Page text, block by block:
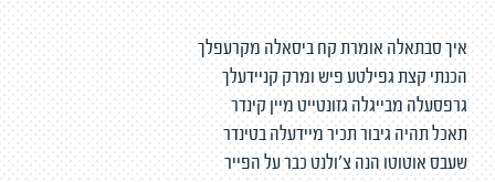
איך סבתאלה אומרת קח ביסאלה מקרעפלך
הכנתי קצת גפילטע פיש ומרק קניידעלך
גרפסעלה מבייגלה גזונטייט מיין קינדר
תאכל תהיה גיבור תכיר מיידעלה בטינדר
שעבס אוטוטו הנה צ׳ולנט כבר על הפייר